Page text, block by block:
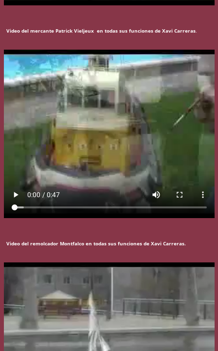
Video del mercante Patrick Vieljeux en todas sus funciones de Xavi Carreras.
Video del remolcador Montfalco en todas sus funciones de Xavi Carreras.